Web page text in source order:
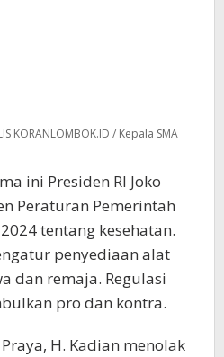
KORANLOMBOK.ID / Kepala SMA
ini Presiden RI Joko
Peraturan Pemerintah
tentang kesehatan.
penyediaan alat
dan remaja. Regulasi
pro dan kontra.
H. Kadian menolak